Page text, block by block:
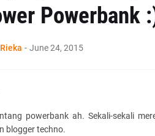
Powerbank
- June 24, 2015
powerbank ah. Sekali-sekali
blogger techno.